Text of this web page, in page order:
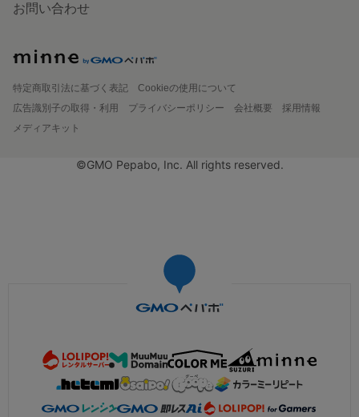
お問い合わせ
特定商取引法に基づく表記
Cookieの使用について
広告識別子の取得・利用
プライバシーポリシー 会社概要
採用情報
メディアキット
©GMO Pepabo, Inc. All rights reserved.